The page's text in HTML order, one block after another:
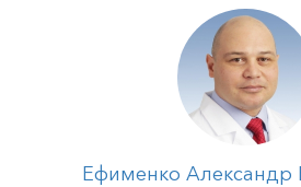
Ефименко Александр